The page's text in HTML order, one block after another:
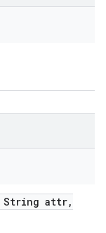
String attr,